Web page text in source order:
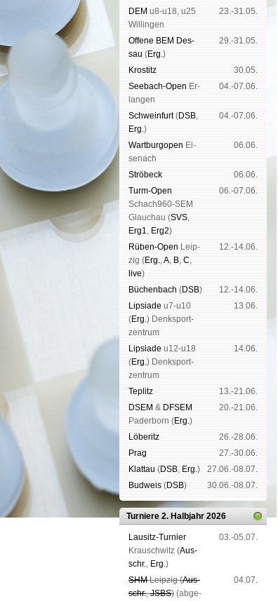
DEM u8-u18, u25
Wil­lin­gen
23.-31.05.
Offene BEM Des­
sau (Erg.)
29.-31.05.
Kros­titz
30.05.
See­bach-Open Er­
lan­gen
04.-07.06.
Schwein­furt(DSB,
Erg.)
04.-07.06.
Wart­burg­open Ei­
se­nach
06.06.
Strö­beck
06.06.
Turm-Open
Schach960-SEM
Glau­chau (SVS,
Erg1, Erg2)
06.-07.06.
Rüben-Open Leip­
zig (Erg.,A, B, C,
live)
12.-14.06.
Büchen­bach (DSB)
12.-14.06.
Lipsiade u7-u10
(Erg.) Denk­sport­
zen­trum
13.06.
Lipsiade u12-u18
(Erg.) Denk­sport­
zen­trum
14.06.
Tep­litz
13.-21.06.
DSEM & DFSEM
Pader­born (Erg.)
20.-21.06.
Lö­be­ritz
26.-28.06.
Prag
27.-30.06.
Klat­tau (DSB, Erg.)
27.06.-08.07.
Bud­weis (DSB) 30.06.-08.07.
Turniere 2. Halbjahr 2026
Lau­sitz-Tur­nier
Krausch­witz (Aus­
schr., Erg.)
03.-05.07.
SHMLeip­zig (Aus­
schr.,JSBS) (ab­ge­
04.07.